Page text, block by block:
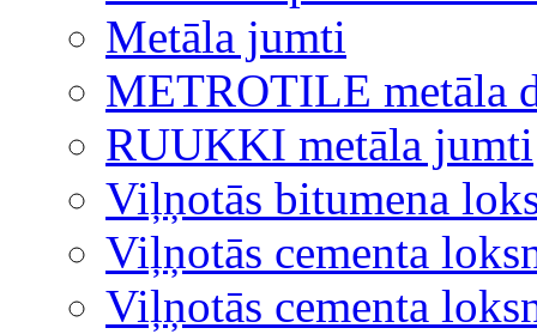
Metāla jumti
METROTILE metāla
RUUKKI metāla jumti
Viļņotās bitumena
Viļņotās cementa
Viļņotās cementa